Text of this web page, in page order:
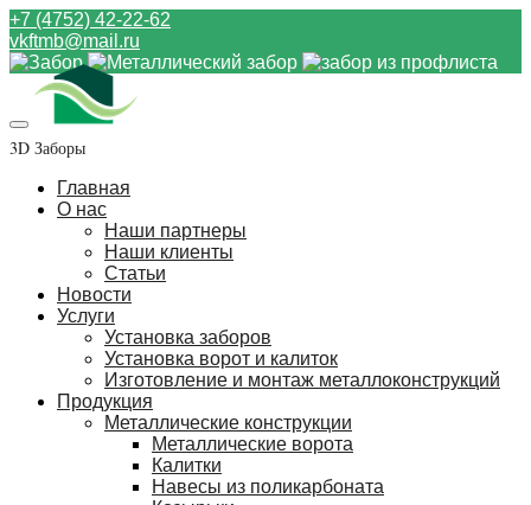
+7 (4752) 42-22-62
vkftmb@mail.ru
3D Заборы
Главная
О нас
Наши партнеры
Наши клиенты
Статьи
Новости
Услуги
Установка заборов
Установка ворот и калиток
Изготовление и монтаж металлоконструкций
Продукция
Металлические конструкции
Металлические ворота
Калитки
Навесы из поликарбоната